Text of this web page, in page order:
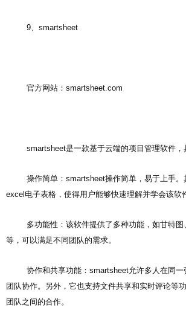
9、smartsheet
官方网站：smartsheet.com
smartsheet是一款基于云端的项目管理软件，
操作简单：smartsheet操作简单，易于上手
excel电子表格，使得用户能够快速理解并学会该软
多功能性：该软件提供了多种功能，如甘特图
等，可以满足不同团队的需求。
协作和共享功能：smartsheet允许多人在同
团队协作。另外，它也支持文件共享和实时评论等
团队之间的合作。